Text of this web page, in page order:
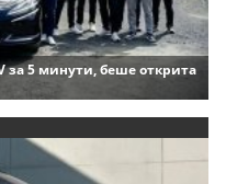
за 5 минути, беше открита